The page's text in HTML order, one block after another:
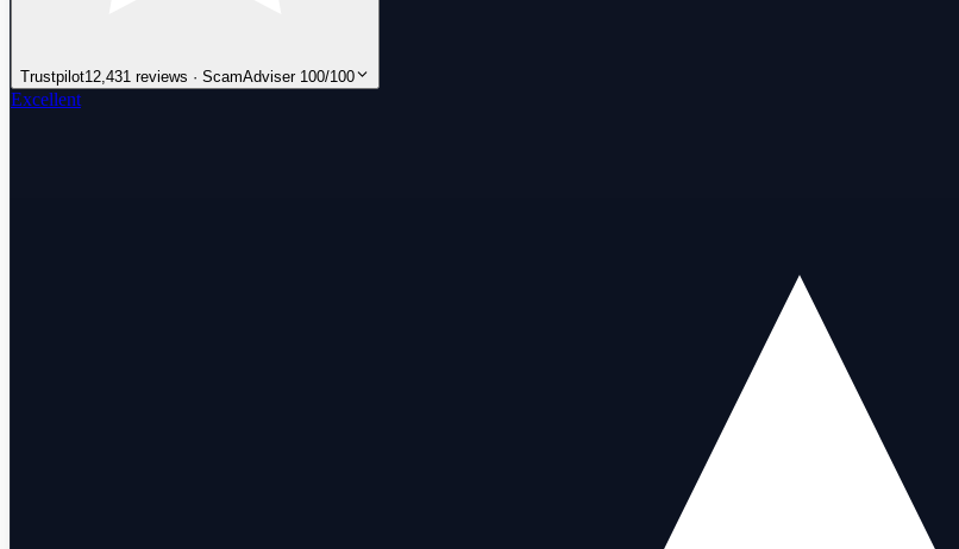
Trustpilot12,431 reviews · ScamAdviser 100/100
Excellent